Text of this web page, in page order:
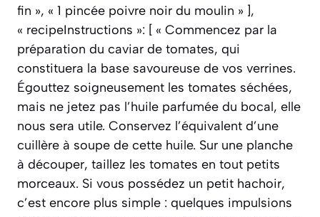
fin », « 1 pincée poivre noir du moulin » ],
« recipeInstructions »: [ « Commencez par la
préparation du caviar de tomates, qui
constituera la base savoureuse de vos verrines.
Égouttez soigneusement les tomates séchées,
mais ne jetez pas l’huile parfumée du bocal, elle
nous sera utile. Conservez l’équivalent d’une
cuillère à soupe de cette huile. Sur une planche
à découper, taillez les tomates en tout petits
morceaux. Si vous possédez un petit hachoir,
c’est encore plus simple : quelques impulsions